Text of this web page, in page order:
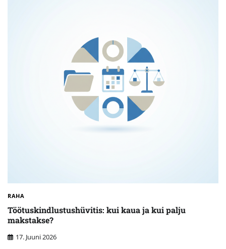
RAHA
Töötuskindlustushüvitis: kui kaua ja kui palju
makstakse?
17. Juuni 2026